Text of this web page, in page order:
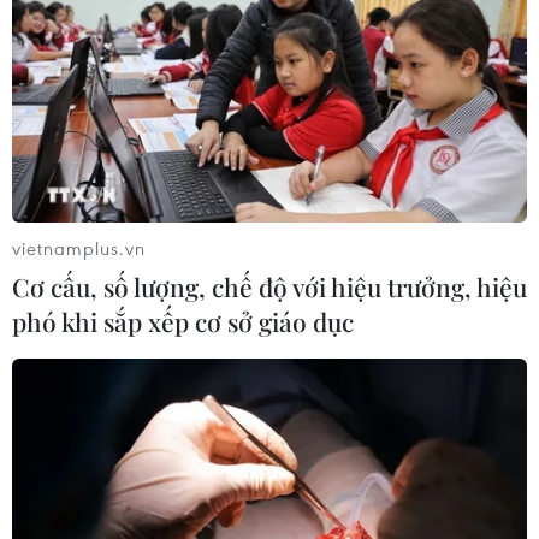
07/08/2026 03:19
Sập công trình tại Cuba khiến 2
người tử vong
07/08/2026 01:48
Syria: Nổ xe buýt gần thủ đô
Damascus khiến 2 người chết và 13
người bị thương
Ớt nhập khẩu từ Mexico khiến hàng
trăm người tiêu dùng Mỹ nhiễm
khuẩn Salmonella
vietnamplus.vn
Cơ cấu, số lượng, chế độ với hiệu trưởng, hiệu
phó khi sắp xếp cơ sở giáo dục